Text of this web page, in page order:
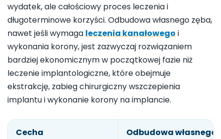
wydatek, ale całościowy proces leczenia i
długoterminowe korzyści. Odbudowa własnego zęba,
nawet jeśli wymaga leczenia kanałowego i
wykonania korony, jest zazwyczaj rozwiązaniem
bardziej ekonomicznym w początkowej fazie niż
leczenie implantologiczne, które obejmuje
ekstrakcję, zabieg chirurgiczny wszczepienia
implantu i wykonanie korony na implancie.
Cecha Odbudowa własnego